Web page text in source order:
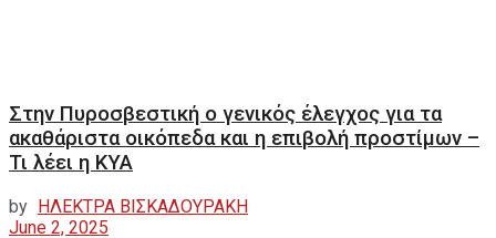
Στην Πυροσβεστική ο γενικός έλεγχος για τα
ακαθάριστα οικόπεδα και η επιβολή προστίμων –
Τι λέει η ΚΥΑ
by ΗΛΕΚΤΡΑ ΒΙΣΚΑΔΟΥΡΑΚΗ
June 2, 2025